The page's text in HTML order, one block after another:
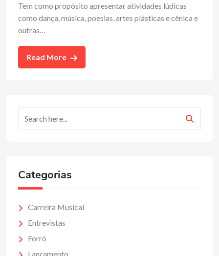
Tem como propósito apresentar atividades lúdicas
como dança, música, poesias, artes plásticas e cênica e
outras…
Read More
Categorias
Carreira Musical
Entrevistas
Forró
Lançamento